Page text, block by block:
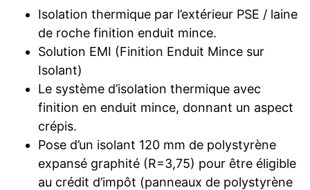
Isolation thermique par l’extérieur PSE / laine
de roche finition enduit mince.
Solution EMI (Finition Enduit Mince sur
Isolant)
Le système d’isolation thermique avec
finition en enduit mince, donnant un aspect
crépis.
Pose d’un isolant 120 mm de polystyrène
expansé graphité (R=3,75) pour être éligible
au crédit d’impôt (panneaux de polystyrène